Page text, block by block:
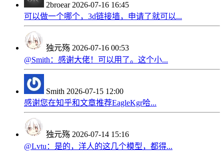
2broear 2026-07-16 16:45
可以做一个哪个，3d链接墙，申请了就可以...
独元殇 2026-07-16 00:53
@Smith：感谢大佬！可以用了。这个小...
Smith 2026-07-15 12:00
感谢您在知乎和文章推荐EagleKgr哈...
独元殇 2026-07-14 15:16
@Lvtu：是的，洋人的这几个模型，都得...